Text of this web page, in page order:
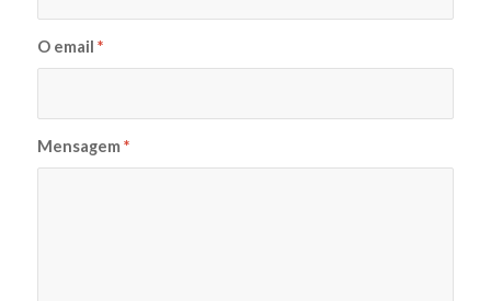
O email *
Mensagem *